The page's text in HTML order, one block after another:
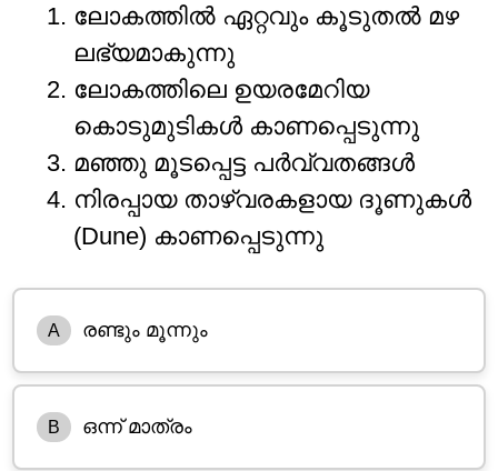
ലോകത്തിൽ ഏറ്റവും കൂടുതൽ മഴ
ലഭ്യമാകുന്നു
ലോകത്തിലെ ഉയരമേറിയ
കൊടുമുടികൾ കാണപ്പെടുന്നു
മഞ്ഞു മൂടപ്പെട്ട പർവ്വതങ്ങൾ
നിരപ്പായ താഴ്വരകളായ ദൂണുകൾ
(Dune) കാണപ്പെടുന്നു
A രണ്ടും മൂന്നും
B ഒന്ന് മാത്രം